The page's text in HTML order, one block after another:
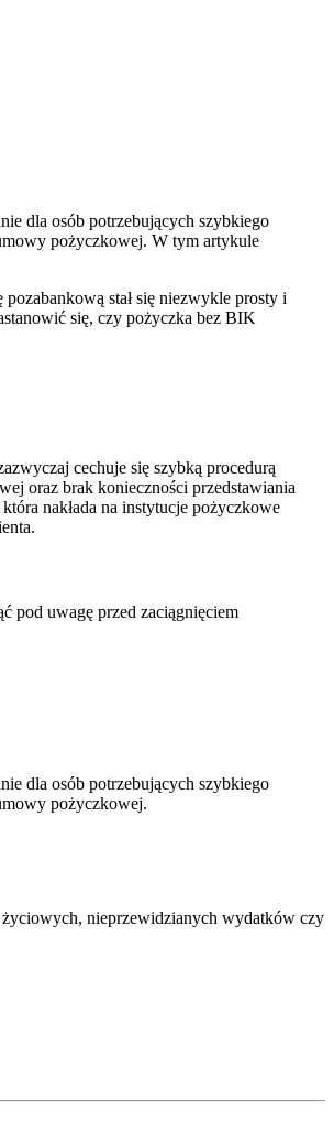
dla osób potrzebujących szybkiego
pożyczkowej. W tym artykule
stał się niezwykle prosty i
się, czy pożyczka bez BIK
cechuje się szybką procedurą
oraz brak konieczności przedstawiania
nakłada na instytucje pożyczkowe
pod uwagę przed zaciągnięciem
dla osób potrzebujących szybkiego
pożyczkowej.
życiowych, nieprzewidzianych wydatków czy